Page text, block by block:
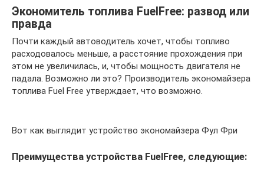
Экономитель топлива FuelFree: развод или
правда
Почти каждый автоводитель хочет, чтобы топливо
расходовалось меньше, а расстояние прохождения при
этом не увеличилась, и, чтобы мощность двигателя не
падала. Возможно ли это? Производитель экономайзера
топлива Fuel Free утверждает, что возможно.
Вот как выглядит устройство экономайзера Фул Фри
Преимущества устройства FuelFree, следующие: